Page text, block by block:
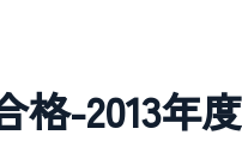
格-2013年